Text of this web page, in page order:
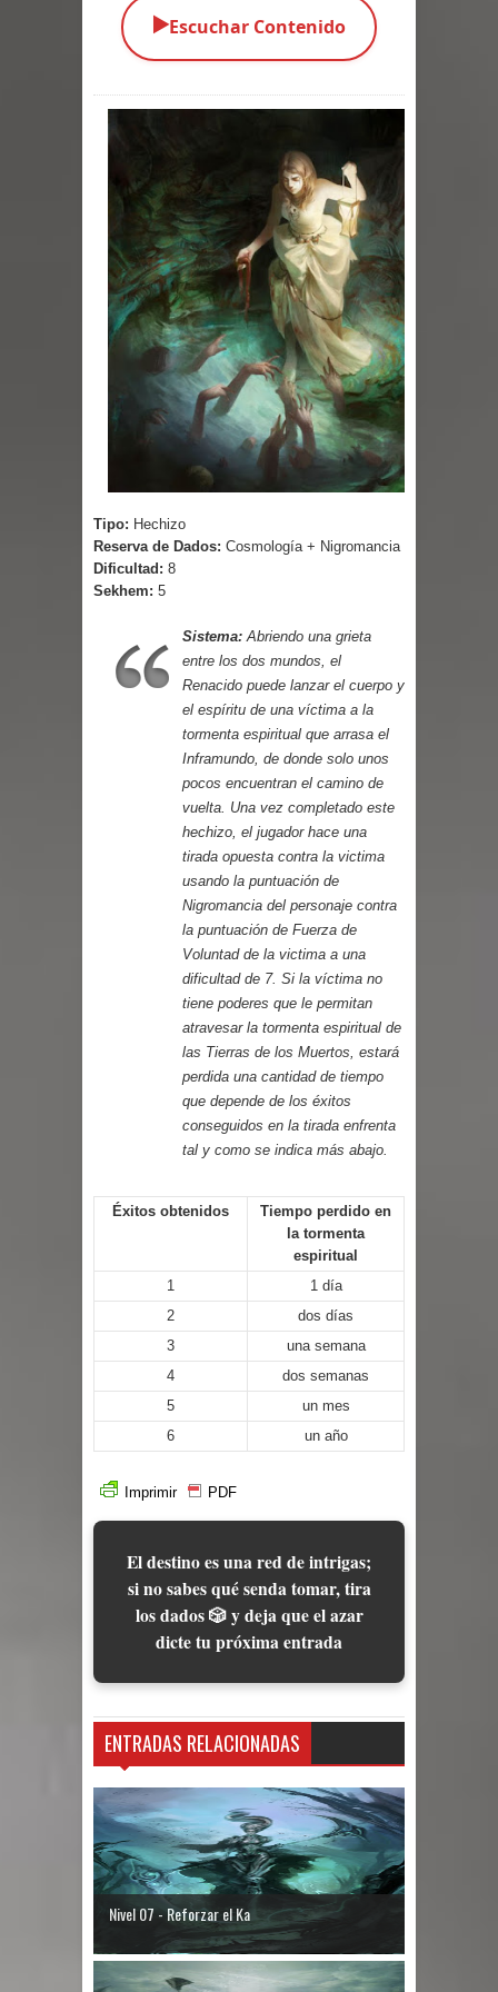
Parte 05: Los Horrores del Infierno
Parte 02: Vuelve el Hijo Prodigo
Parte 01: El Comienzo
Parte 01: El Enemigo Interior
Exaltados y Muertos Vivientes
Los Muertos se Levantan (Relato)
Los Monstruos más Buscados
Parte 09: Los Muertos Cuentan
▶️Escuchar Contenido
Tipo: Hechizo
Reserva de Dados: Cosmología + Nigromancia
Dificultad: 8
Sekhem: 5
Sistema:Abriendo una grieta
entre los dos mundos, el
Renacido puede lanzar el cuerpo y
el espíritu de una víctima a la
tormenta espiritual que arrasa el
Inframundo, de donde solo unos
pocos encuentran el camino de
vuelta. Una vez completado este
hechizo, el jugador hace una
tirada opuesta contra la victima
usando la puntuación de
Nigromancia del personaje contra
la puntuación de Fuerza de
Voluntad de la victima a una
dificultad de 7. Si la víctima no
tiene poderes que le permitan
atravesar la tormenta espiritual de
las Tierras de los Muertos, estará
perdida una cantidad de tiempo
que depende de los éxitos
conseguidos en la tirada enfrenta
tal y como se indica más abajo.
Éxitos obtenidos
Tiempo perdido en
la tormenta
espiritual
1
1 día
2
dos días
3
una semana
4
dos semanas
5
un mes
6
un año
Imprimir PDF
El destino es una red de intrigas;
si no sabes qué senda tomar, tira
los dados 🎲 y deja que el azar
dicte tu próxima entrada
ENTRADAS RELACIONADAS
Nivel 07 - Reforzar el Ka